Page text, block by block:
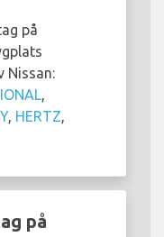
på
Nissan:
,
, HERTZ,
på